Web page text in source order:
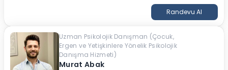
Randevu Al
Murat Abak
Uzman Psikolojik Danışman (Çocuk,
Ergen ve Yetişkinlere Yönelik Psikolojik
Danışma Hizmeti)